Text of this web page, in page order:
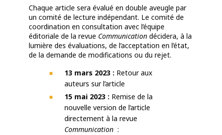
Chaque article sera évalué en double aveugle par
un comité de lecture indépendant. Le comité de
coordination en consultation avec l’équipe
éditoriale de la revue Communication décidera, à la
lumière des évaluations, de l’acceptation en l’état,
de la demande de modifications ou du rejet.
13 mars 2023 : Retour aux
auteurs sur l’article
15 mai 2023 : Remise de la
nouvelle version de l’article
directement à la revue
Communication :